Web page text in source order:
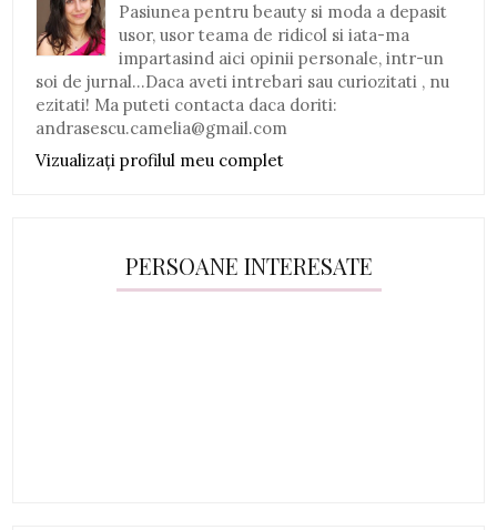
Pasiunea pentru beauty si moda a depasit
usor, usor teama de ridicol si iata-ma
impartasind aici opinii personale, intr-un
soi de jurnal...Daca aveti intrebari sau curiozitati , nu
ezitati! Ma puteti contacta daca doriti:
andrasescu.camelia@gmail.com
Vizualizați profilul meu complet
PERSOANE INTERESATE